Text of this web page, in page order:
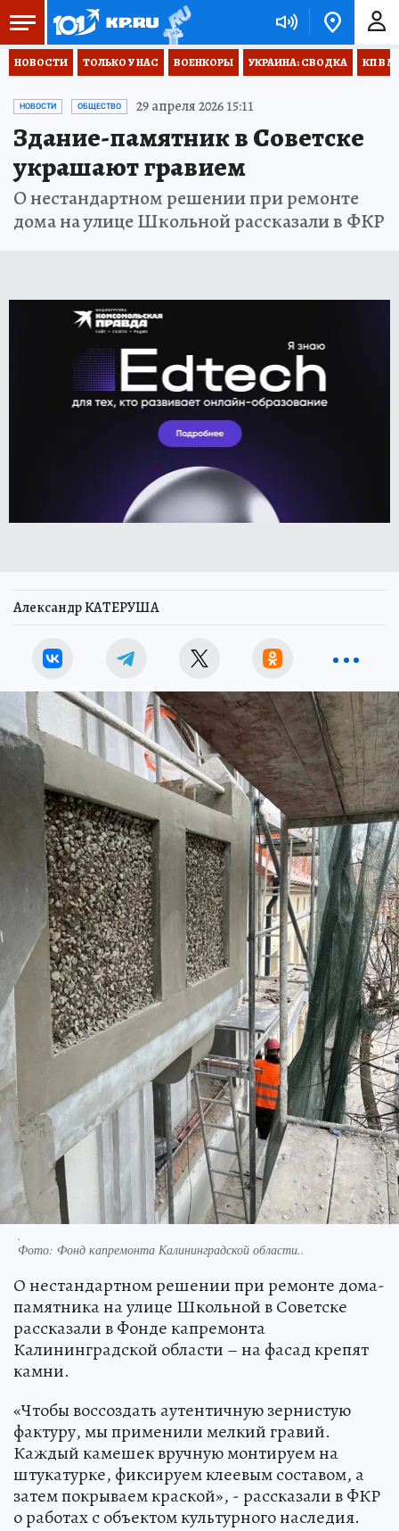
НОВОСТИ ТОЛЬКО У НАС ВОЕНКОРЫ УКРАИНА: СВОДКА КП В
НОВОСТИ ОБЩЕСТВО 29 апреля 2026 15:11
Здание-памятник в Советске
украшают гравием
О нестандартном решении при ремонте
дома на улице Школьной рассказали в ФКР
Александр КАТЕРУША
.
Фото: Фонд капремонта Калининградской области..
О нестандартном решении при ремонте дома-
памятника на улице Школьной в Советске
рассказали в Фонде капремонта
Калининградской области – на фасад крепят
камни.
«Чтобы воссоздать аутентичную зернистую
фактуру, мы применили мелкий гравий.
Каждый камешек вручную монтируем на
штукатурке, фиксируем клеевым составом, а
затем покрываем краской», - рассказали в ФКР
о работах с объектом культурного наследия.